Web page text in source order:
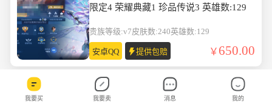
限定4 荣耀典藏1 珍品传说3 英雄数:129
贵族等级:v7皮肤数:240英雄数:129
安卓QQ 提供包赔 650.00
贵族等级:v7皮肤数:273传说品质14 情人
节限定1 珍品传说1 生肖限定4 荣耀典藏1
我要买 我要卖 消息 我的